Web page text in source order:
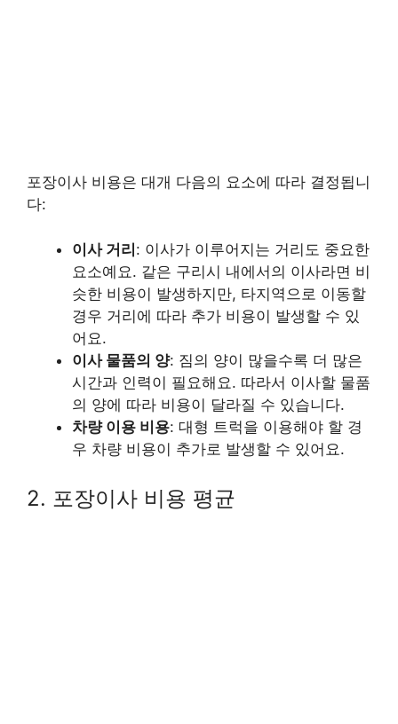
포장이사 비용은 대개 다음의 요소에 따라 결정됩니
다:
이사 거리: 이사가 이루어지는 거리도 중요한
요소예요. 같은 구리시 내에서의 이사라면 비
슷한 비용이 발생하지만, 타지역으로 이동할
경우 거리에 따라 추가 비용이 발생할 수 있
어요.
이사 물품의 양: 짐의 양이 많을수록 더 많은
시간과 인력이 필요해요. 따라서 이사할 물품
의 양에 따라 비용이 달라질 수 있습니다.
차량 이용 비용: 대형 트럭을 이용해야 할 경
우 차량 비용이 추가로 발생할 수 있어요.
2. 포장이사 비용 평균